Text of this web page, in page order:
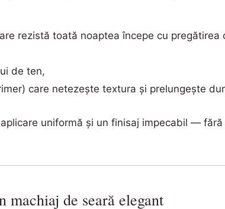
rezistă toată noaptea începe cu pregătirea
de ten,
care netezește textura și prelungește
uniformă și un finisaj impecabil —
machiaj de seară elegant